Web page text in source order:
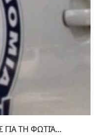
ΓΙΑ ΤΗ ΦΩΤΙΆ...